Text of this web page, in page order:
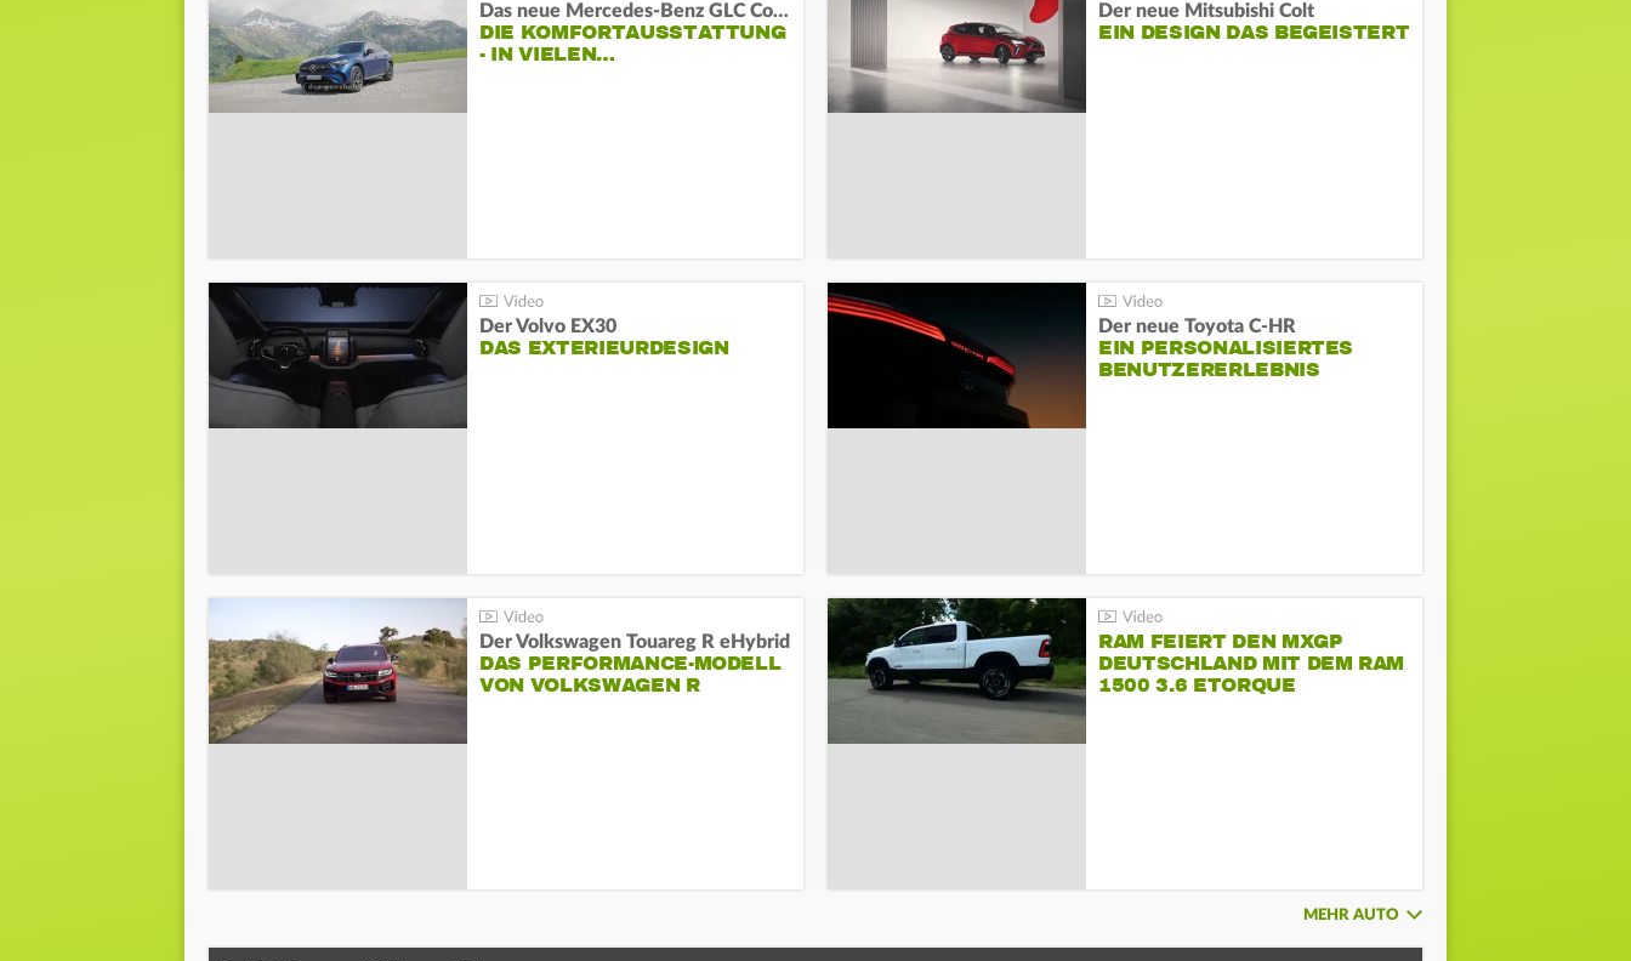
Das neue Mercedes-Benz GLC Coupé
DIE KOMFORTAUSSTATTUNG
- IN VIELEN…
Der neue Mitsubishi Colt
EIN DESIGN DAS BEGEISTERT
Der Volvo EX30
DAS EXTERIEURDESIGN
Der neue Toyota C-HR
EIN PERSONALISIERTES
BENUTZERERLEBNIS
Der Volkswagen Touareg R eHybrid
DAS PERFORMANCE-MODELL
VON VOLKSWAGEN R
RAM FEIERT DEN MXGP
DEUTSCHLAND MIT DEM RAM
1500 3.6 ETORQUE
MEHR AUTO